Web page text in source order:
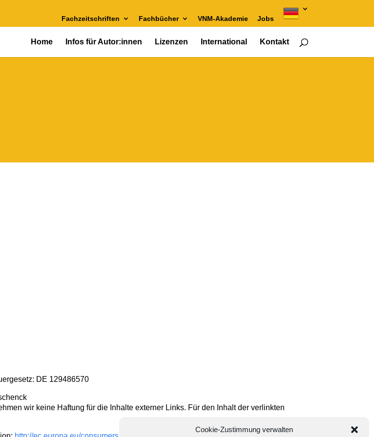
Cookie-Zustimmung verwalten
Fachzeitschriften Fachbücher VNM-Akademie Jobs
Home Infos für Autor:innen Lizenzen International Kontakt
DE 129486570
wir keine Haftung für die Inhalte externer Links. Für den Inhalt der verlinkten